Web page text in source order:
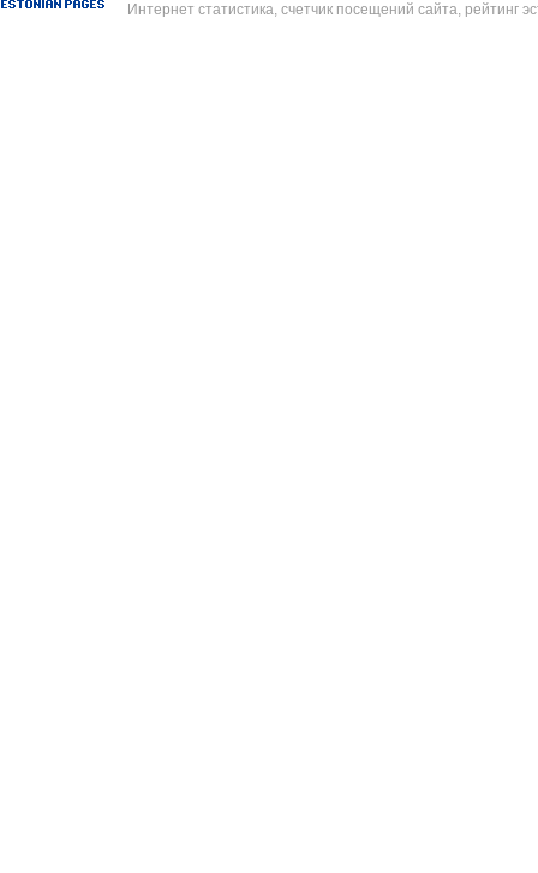
Интернет статистика, счетчик посещений сайта, рейтинг